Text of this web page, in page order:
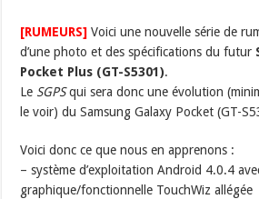
[RUMEURS] Voici une nouvelle série de
d’une photo et des spécifications du futur
Pocket Plus (GT-S5301).
Le SGPSqui sera donc une évolution
le voir) du Samsung Galaxy Pocket (GT-
Voici donc ce que nous en apprenons :
– système d’exploitation Android 4.0.4
graphique/fonctionnelle TouchWiz allégée